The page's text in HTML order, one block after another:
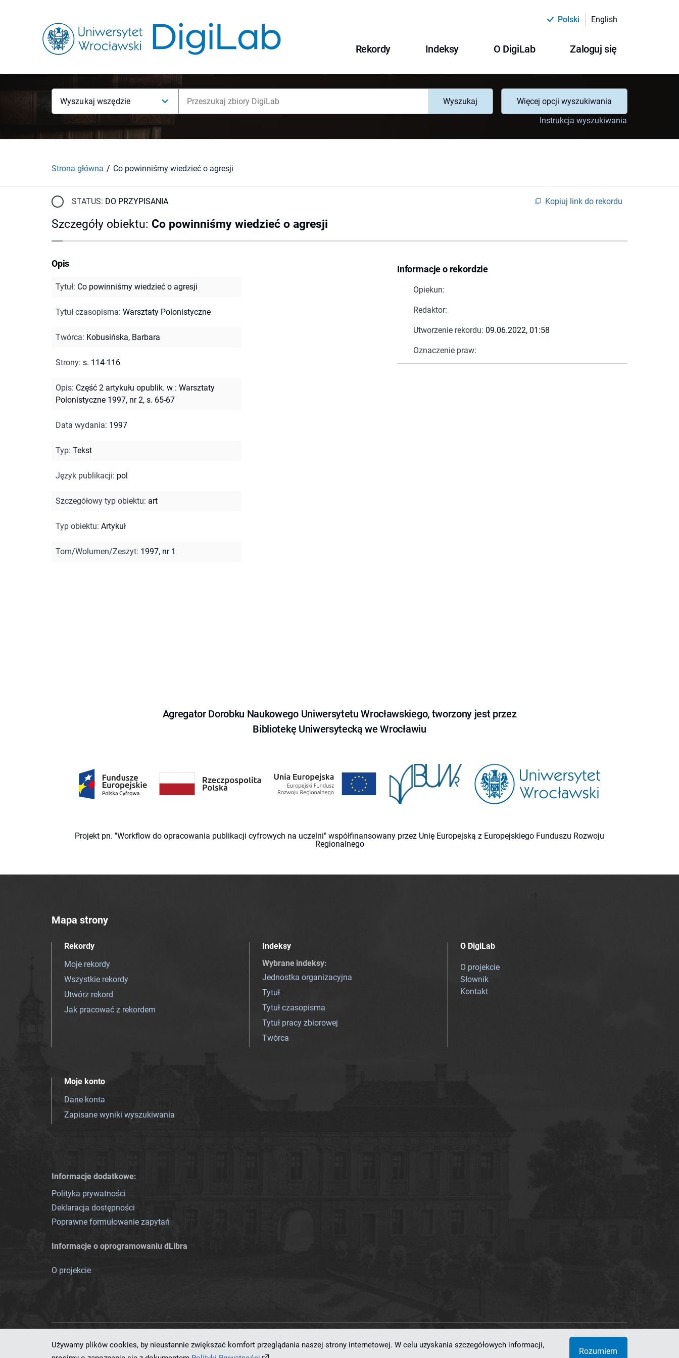
Polski English
Rekordy Indeksy O DigiLab Zaloguj się
Wyszukaj wszędzie Wyszukaj
Więcej opcji wyszukiwania
Instrukcja wyszukiwania
Strona główna Co powinniśmy wiedzieć o agresji
STATUS: DO PRZYPISANIA Kopiuj link do rekordu
Szczegóły obiektu: Co powinniśmy wiedzieć o agresji
Informacje o rekordzie
Opiekun:
Redaktor:
Utworzenie rekordu: 09.06.2022, 01:58
Oznaczenie praw:
Opis
Tytuł: Co powinniśmy wiedzieć o agresji
Tytuł czasopisma: Warsztaty Polonistyczne
Twórca: Kobusińska, Barbara
Strony: s. 114-116
Opis: Część 2 artykułu opublik. w : Warsztaty
Polonistyczne 1997, nr 2, s. 65-67
Data wydania: 1997
Typ: Tekst
Język publikacji: pol
Szczegółowy typ obiektu: art
Typ obiektu: Artykuł
Tom/Wolumen/Zeszyt: 1997, nr 1
Agregator Dorobku Naukowego Uniwersytetu Wrocławskiego, tworzony jest przez
Bibliotekę Uniwersytecką we Wrocławiu
Projekt pn. "Workflow do opracowania publikacji cyfrowych na uczelni" współfinansowany przez Unię Europejską z Europejskiego Funduszu Rozwoju
Regionalnego
Mapa strony
Rekordy
Moje rekordy
Wszystkie rekordy
Utwórz rekord
Jak pracować z rekordem
Indeksy
Wybrane indeksy:
Jednostka organizacyjna
Tytuł
Tytuł czasopisma
Tytuł pracy zbiorowej
Twórca
O DigiLab
O projekcie
Słownik
Kontakt
Moje konto
Dane konta
Zapisane wyniki wyszukiwania
Informacje dodatkowe:
Polityka prywatności
Deklaracja dostępności
Poprawne formułowanie zapytań
Informacje o oprogramowaniu dLibra
O projekcie
Ten serwis działa dzięki oprogramowaniudLibra 7.0.0-SNAPSHOT opracowanemu przezPoznańskie Centrum Superkomputerowo-Sieciowe
Używamy plików cookies, by nieustannie zwiększać komfort przeglądania naszej strony internetowej. W celu uzyskania szczegółowych informacji,
Rozumiem